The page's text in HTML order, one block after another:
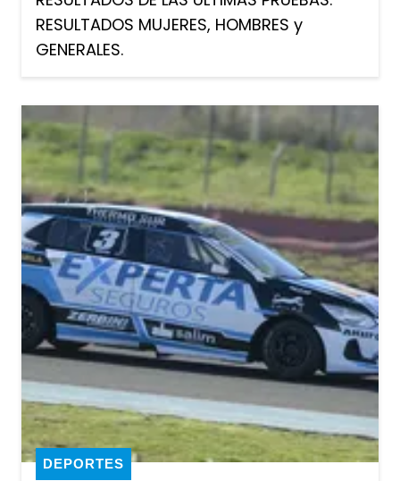
RESULTADOS MUJERES, HOMBRES y
GENERALES.
DEPORTES